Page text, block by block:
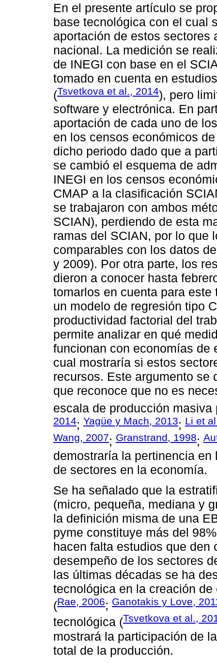
En el presente artículo se
base tecnológica con el cual
aportación de estos sectores
nacional. La medición se
de INEGI con base en el
tomado en cuenta en
(Tsvetkova et al., 2014), pero
software y electrónica. En
aportación de cada uno de
en los censos económicos
dicho periodo dado que a
se cambió el esquema de
INEGI en los censos
CMAP a la clasificación
se trabajaron con ambos
SCIAN), perdiendo de esta
ramas del SCIAN, por lo que
comparables con los datos
y 2009). Por otra parte, los
dieron a conocer hasta
tomarlos en cuenta para
un modelo de regresión tipo
productividad factorial del
permite analizar en qué
funcionan con economías de
cual mostraría si estos
recursos. Este argumento se
que reconoce que no es
escala de producción masiva
2014; Yagüe y Mach, 2013; Li et
Wang, 2007; Granstrand, 1998;
demostraría la pertinencia
de sectores en la economía.
Se ha señalado que la
(micro, pequeña, mediana y
la definición misma de una
pyme constituye más del
hacen falta estudios que den
desempeño de los sectores
las últimas décadas se ha
tecnológica en la creación
(Rae, 2006; Ganotakis y Love,
tecnológica (Tsvetkova et al.,
mostrará la participación de
total de la producción.